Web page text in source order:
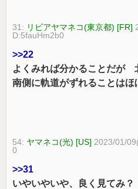
31: リビアヤマネコ(東京都) [FR]
D:5fauHm2b0
>>22
よくみれば分かることだが
南側に軌道がずれることはほ
54: ヤマネコ(光) [US] 2023/01/
0
>>31
いやいやいや、良く見てみ？